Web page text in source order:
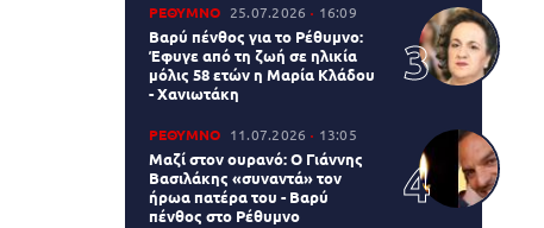
ΡΕΘΥΜΝΟ 25.07.2026 16:09
Βαρύ πένθος για το Ρέθυμνο:
Έφυγε από τη ζωή σε ηλικία
μόλις 58 ετών η Μαρία Κλάδου
- Χανιωτάκη
ΡΕΘΥΜΝΟ 11.07.2026 13:05
Μαζί στον ουρανό: Ο Γιάννης
Βασιλάκης «συναντά» τον
ήρωα πατέρα του - Βαρύ
πένθος στο Ρέθυμνο